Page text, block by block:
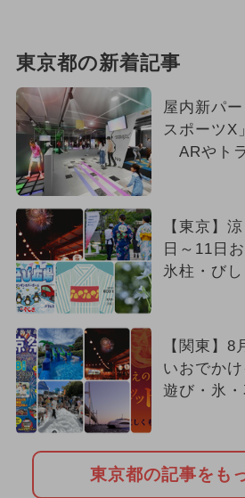
東京都の新着記事
屋内新パ
スポーツX
ARやト
【東京】
日～11日
氷柱・び
【関東】8
いおでか
遊び・氷
東京都の記事をも